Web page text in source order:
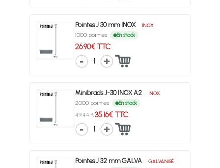
Pointes J 30 mm INOX INOX
1000 pointes En stock
26.90€ TTC
1
Minibrads J-30 INOX A2 INOX
2000 pointes En stock
49.44 €35.16€ TTC
1
Pointes J 32 mm GALVA GALVANISÉ